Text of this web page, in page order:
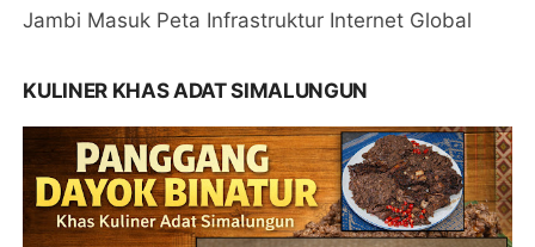
Jambi Masuk Peta Infrastruktur Internet Global
KULINER KHAS ADAT SIMALUNGUN